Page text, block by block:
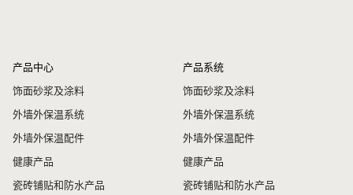
产品中心
饰面砂浆及涂料
外墙外保温系统
外墙外保温配件
健康产品
瓷砖铺贴和防水产品
产品系统
饰面砂浆及涂料
外墙外保温系统
外墙外保温配件
健康产品
瓷砖铺贴和防水产品